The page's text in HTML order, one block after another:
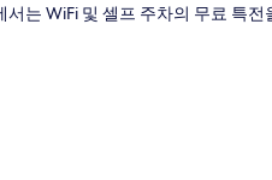
는 WiFi 및 셀프 주차의 무료 특전